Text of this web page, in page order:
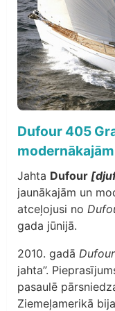
Dufour 405
Jahta Dufour
jaunākajām un
atceļojusi no
gada jūnijā.
2010. gadā
jahta”.
pasaulē
Ziemeļamerikā